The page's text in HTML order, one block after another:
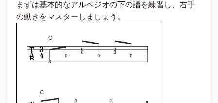
まずは基本的なアルペジオの下の譜を練習し、右手
の動きをマスターしましょう。